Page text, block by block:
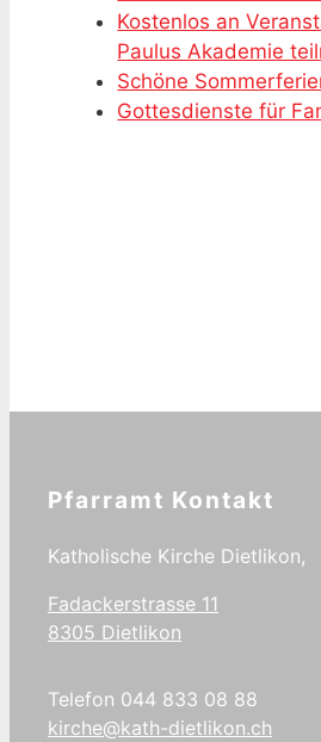
Kostenlos an
Paulus Akademie
Schöne
Gottesdienste für
Pfarramt Kontakt
Katholische Kirche Dietlikon,
Fadackerstrasse 11
8305 Dietlikon
Telefon 044 833 08 88
kirche@kath-dietlikon.ch